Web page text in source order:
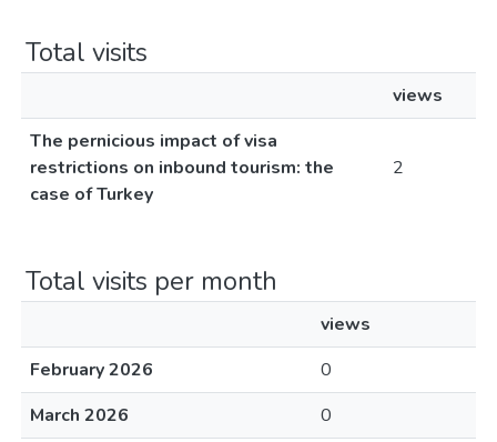
Total visits
views
The pernicious impact of visa
restrictions on inbound tourism: the
case of Turkey
2
Total visits per month
views
February 2026
0
March 2026
0